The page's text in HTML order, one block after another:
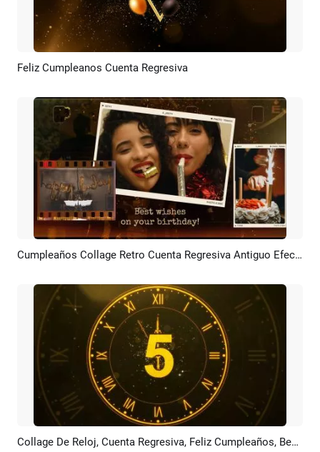
Previsualizar Personalizar
Feliz Cumpleanos Cuenta Regresiva
Previsualizar Crear IA Cumpleaños Collage Retro Cuenta Regresiva Antiguo Efecto De Película Foto Marco
Previsualizar Crear IA Collage De Reloj, Cuenta Regresiva, Feliz Cumpleaños, Bendición Y Saludo